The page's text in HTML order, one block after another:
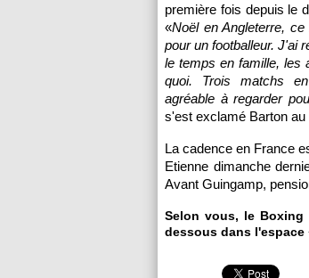
première fois depuis le
«Noël en Angleterre,
pour un footballeur. J'ai
le temps en famille, les
quoi. Trois matchs
agréable à regarder
s'est exclamé Barton
La cadence en France
Etienne dimanche
Avant Guingamp,
Selon vous, le
dessous dans l'espace